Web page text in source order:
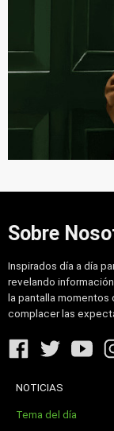
Sobre
Inspirados día a día
revelando
la pantalla
complacer las
NOTICIAS
Tema del día